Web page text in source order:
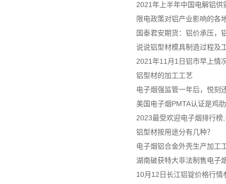
2021年上半年中国电解铝供
限电政策对铝产业影响的各
国泰君安期货：铝价承压，
说说铝型材模具制造过程及
2021年11月1日铝市早上情
铝型材的加工工艺
电子烟强监管一年后，悦刻
美国电子烟PMTA认证是鸡
2023最受欢迎电子烟排行榜
铝型材按用途分有几种？
电子烟铝合金外壳生产加工
湖南破获特大非法制售电子
10月12日长江铝锭价格行情